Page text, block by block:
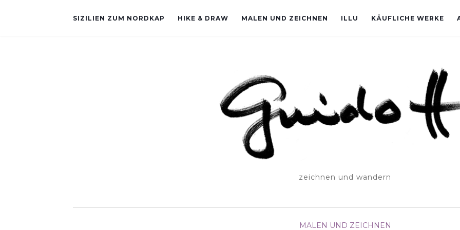
SIZILIEN ZUM NORDKAP HIKE & DRAW MALEN UND ZEICHNEN ILLU KÄUFLICHE WERKE
zeichnen und wandern
MALEN UND ZEICHNEN